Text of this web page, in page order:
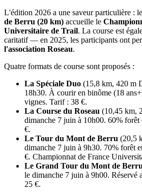
L'édition 2026 a une saveur particulière :
de Berru (20 km) accueille le
Universitaire de Trail. La course est
caritatif — en 2025, les participants ont
l'association Roseau.
Quatre formats de course sont proposés :
La Spéciale Duo (15,8 km, 420 m
18h30. À courir en binôme (18
vignes. Tarif : 38 €.
La Course du Roseau (10,45 km,
dimanche 7 juin à 10h00. 60%
€.
Le Tour du Mont de Berru (20,5
dimanche 7 juin à 9h30. 70% forêt
€. Championnat de France
Le Grand Tour du Mont de Berru
le dimanche 7 juin à 9h00. Réservé
25 €.